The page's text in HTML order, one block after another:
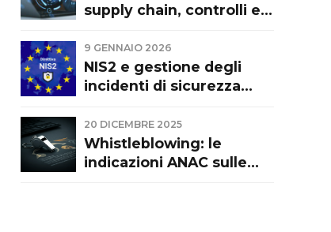
Commento a Cass. Civ.
supply chain, controlli e
9 GENNAIO 2026
NIS2 e gestione degli
incidenti di sicurezza
Linee guida di ACN
20 DICEMBRE 2025
Whistleblowing: le
indicazioni ANAC sulle